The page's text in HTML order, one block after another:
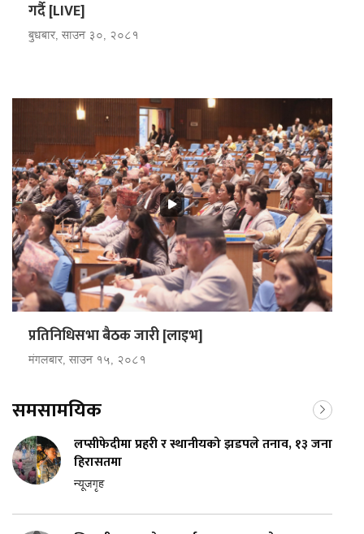
गर्दै [LIVE]
बुधबार, साउन ३०, २०८१
प्रतिनिधिसभा बैठक जारी [लाइभ]
मंगलबार, साउन १५, २०८१
समसामयिक
लप्सीफेदीमा प्रहरी र स्थानीयको झडपले तनाव, १३ जना
हिरासतमा
न्यूजगृह